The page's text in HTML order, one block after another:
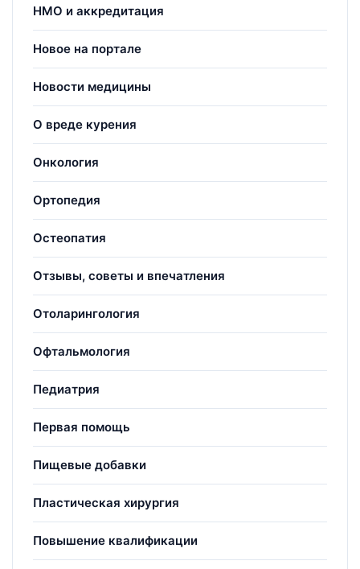
НМО и аккредитация
Новое на портале
Новости медицины
О вреде курения
Онкология
Ортопедия
Остеопатия
Отзывы, советы и впечатления
Отоларингология
Офтальмология
Педиатрия
Первая помощь
Пищевые добавки
Пластическая хирургия
Повышение квалификации